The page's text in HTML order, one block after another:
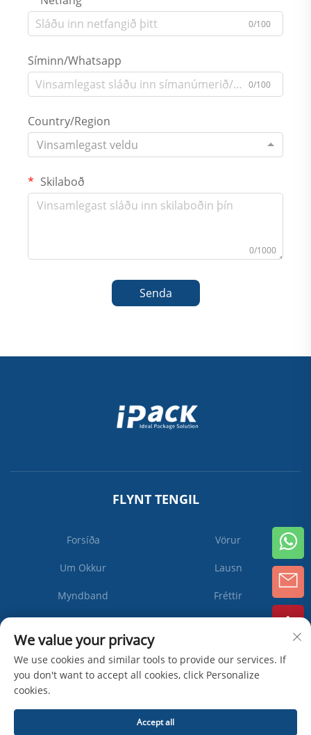
0/100
Síminn/Whatsapp
0/100
Country/Region
Vinsamlegast veldu
Skilaboð
0/1000
Senda
FLYNT TENGIL
Forsíða Vörur
Um Okkur Lausn
Myndband Fréttir
We value your privacy
We use cookies and similar tools to provide our services. If
you don't want to accept all cookies, click Personalize
cookies.
Accept all